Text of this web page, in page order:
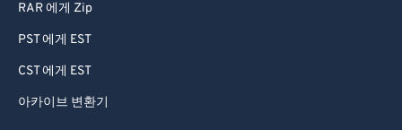
RAR 에게 Zip
PST 에게 EST
CST 에게 EST
아카이브 변환기